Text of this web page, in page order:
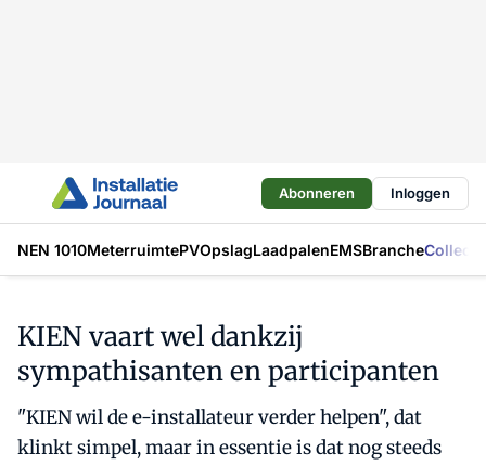
Abonneren Inloggen
NEN 1010MeterruimtePVOpslagLaadpalenEMSBranche
KIEN vaart wel dankzij
sympathisanten en participanten
"KIEN wil de e-installateur verder helpen", dat
klinkt simpel, maar in essentie is dat nog steeds